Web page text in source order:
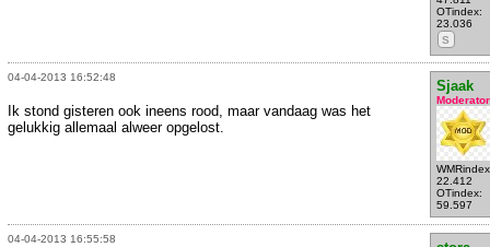
OTindex:
23.036
S
04-04-2013 16:52:48
Sjaak
Moderator
22.412
OTindex:
59.597
Ik stond gisteren ook ineens rood, maar vandaag was het
gelukkig allemaal alweer opgelost.
04-04-2013 16:55:58